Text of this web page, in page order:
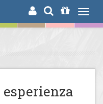
RICERCA